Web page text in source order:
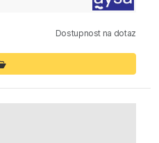
Dostupnost na dotaz